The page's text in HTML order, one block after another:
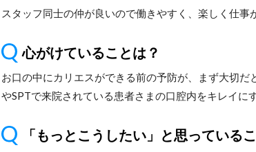
スタッフ同士の仲が良いので働きやすく、楽しく仕事
心がけていることは？
お口の中にカリエスができる前の予防が、まず大切
やSPTで来院されている患者さまの口腔内をキレイに
「もっとこうしたい」と思っている